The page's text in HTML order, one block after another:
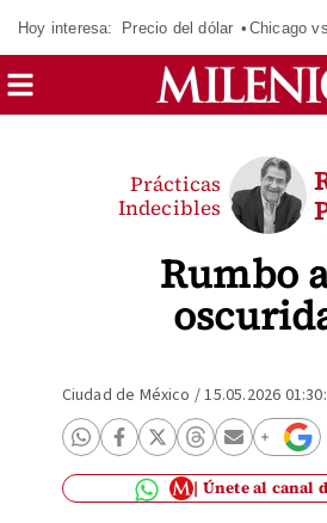
Hoy interesa: Precio del dólar Chicago
Rumbo
Prácticas
Indecibles
Ciudad de México /15.05.2026
Únete al canal